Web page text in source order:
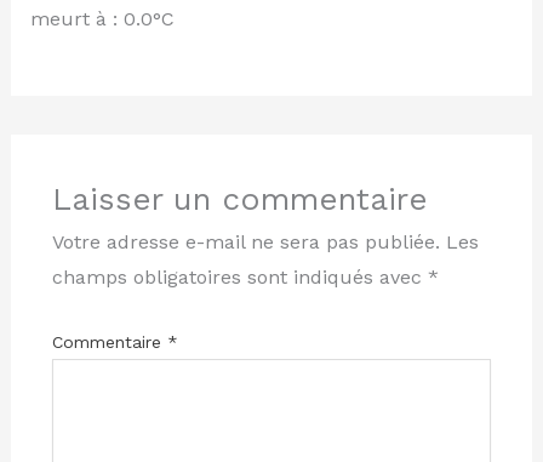
meurt à : 0.0°C
Laisser un commentaire
Votre adresse e-mail ne sera pas publiée. Les
champs obligatoires sont indiqués avec *
Commentaire *